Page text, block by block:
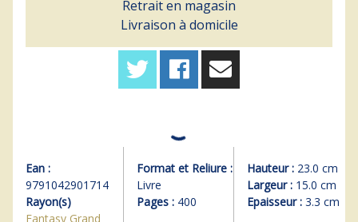
Retrait en magasin
Livraison à domicile
Ean :
9791042901714
Rayon(s)
Fantasy Grand
Format et Reliure :
Livre
Pages :400
Hauteur : 23.0 cm
Largeur : 15.0 cm
Epaisseur : 3.3 cm